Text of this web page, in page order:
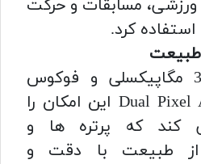
ورزشی، مسابقات و حرکت
کرد.
طبیعت
حسگر 32.5 مگاپیکسلی و فوکوس
خودکار Dual Pixel AF این امکان را
کند که پرتره ها و
از طبیعت با دقت و